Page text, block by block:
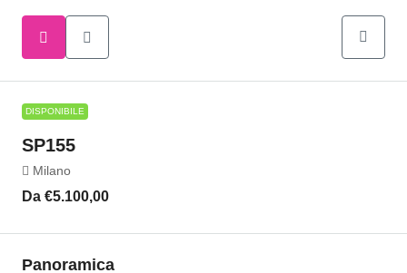
DISPONIBILE
SP155
Milano
Da €5.100,00
Panoramica